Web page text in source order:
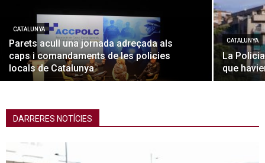
CATALUNYA
Parets acull una jornada adreçada als
caps i comandaments de les policies
locals de Catalunya
CATALUNYA
La
que
DARRERES NOTÍCIES